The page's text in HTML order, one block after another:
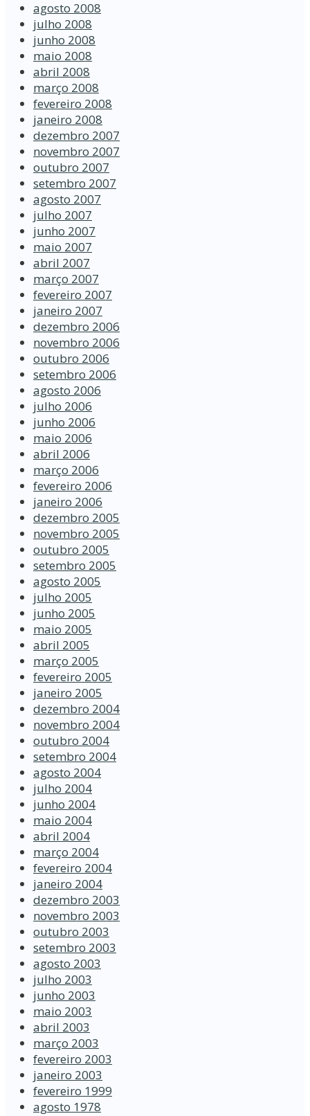
agosto 2008
julho 2008
junho 2008
maio 2008
abril 2008
março 2008
fevereiro 2008
janeiro 2008
dezembro 2007
novembro 2007
outubro 2007
setembro 2007
agosto 2007
julho 2007
junho 2007
maio 2007
abril 2007
março 2007
fevereiro 2007
janeiro 2007
dezembro 2006
novembro 2006
outubro 2006
setembro 2006
agosto 2006
julho 2006
junho 2006
maio 2006
abril 2006
março 2006
fevereiro 2006
janeiro 2006
dezembro 2005
novembro 2005
outubro 2005
setembro 2005
agosto 2005
julho 2005
junho 2005
maio 2005
abril 2005
março 2005
fevereiro 2005
janeiro 2005
dezembro 2004
novembro 2004
outubro 2004
setembro 2004
agosto 2004
julho 2004
junho 2004
maio 2004
abril 2004
março 2004
fevereiro 2004
janeiro 2004
dezembro 2003
novembro 2003
outubro 2003
setembro 2003
agosto 2003
julho 2003
junho 2003
maio 2003
abril 2003
março 2003
fevereiro 2003
janeiro 2003
fevereiro 1999
agosto 1978